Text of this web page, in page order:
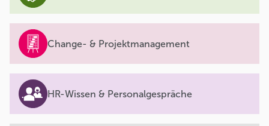
Change- & Projektmanagement
HR-Wissen & Personalgespräche